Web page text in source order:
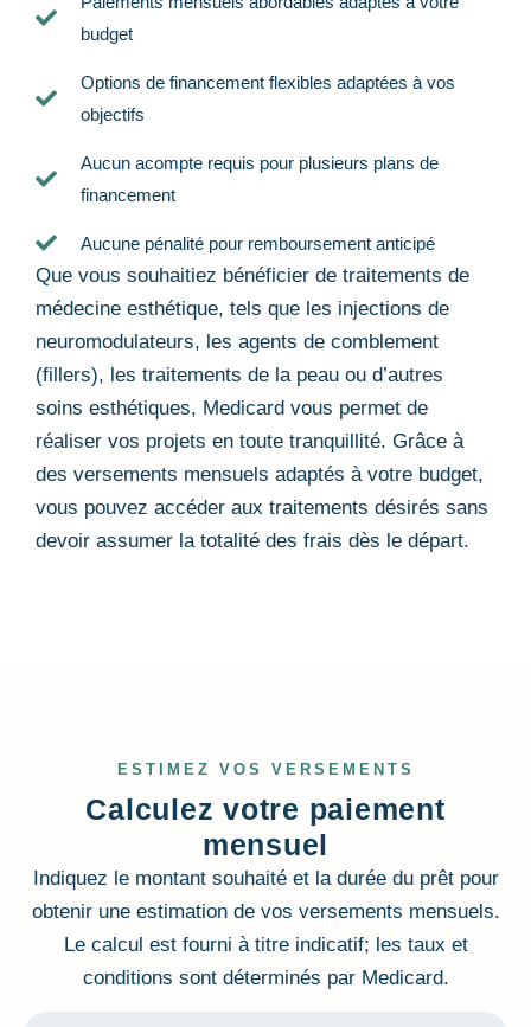
budget
Options de financement flexibles adaptées à vos
objectifs
Aucun acompte requis pour plusieurs plans de
financement
Aucune pénalité pour remboursement anticipé
Que vous souhaitiez bénéficier de traitements de
médecine esthétique, tels que les injections de
neuromodulateurs, les agents de comblement
(fillers), les traitements de la peau ou d’autres
soins esthétiques, Medicard vous permet de
réaliser vos projets en toute tranquillité. Grâce à
des versements mensuels adaptés à votre budget,
vous pouvez accéder aux traitements désirés sans
devoir assumer la totalité des frais dès le départ.
ESTIMEZ VOS VERSEMENTS
Calculez votre paiement
mensuel
Indiquez le montant souhaité et la durée du prêt pour
obtenir une estimation de vos versements mensuels.
Le calcul est fourni à titre indicatif; les taux et
conditions sont déterminés par Medicard.